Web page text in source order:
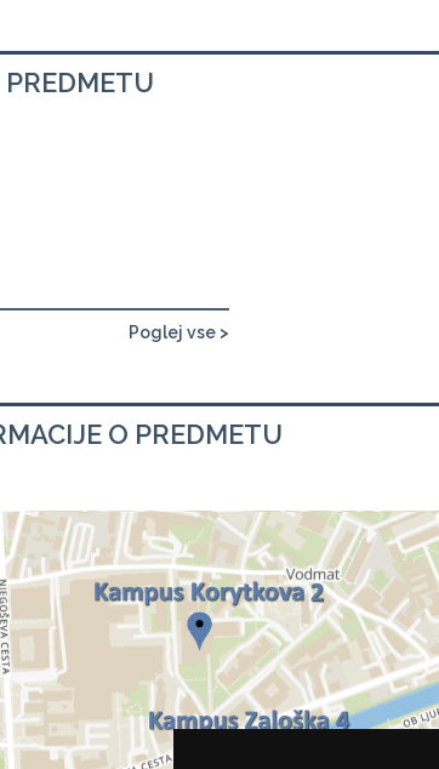
Poglej vse >
O PREDMETU